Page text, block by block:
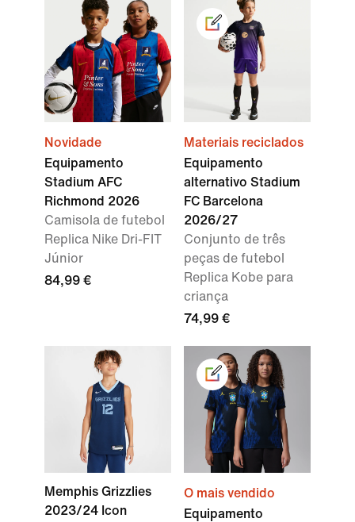
Novidade
Equipamento
Stadium AFC
Richmond 2026
Camisola de futebol
Replica Nike Dri-FIT
Júnior
84,99 €
Materiais reciclados
Equipamento
alternativo Stadium
FC Barcelona
2026/27
Conjunto de três
peças de futebol
Replica Kobe para
criança
74,99 €
Memphis Grizzlies
2023/24 Icon
O mais vendido
Equipamento